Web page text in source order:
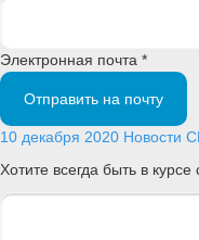
Электронная почта *
Отправить на почту
10 декабря 2020 Новости
Хотите всегда быть в